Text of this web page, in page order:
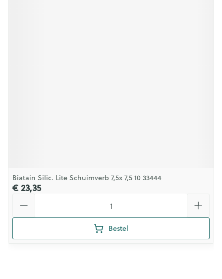
Biatain Silic. Lite Schuimverb 7,5x 7,5 10 33444
€ 23,35
Bestel